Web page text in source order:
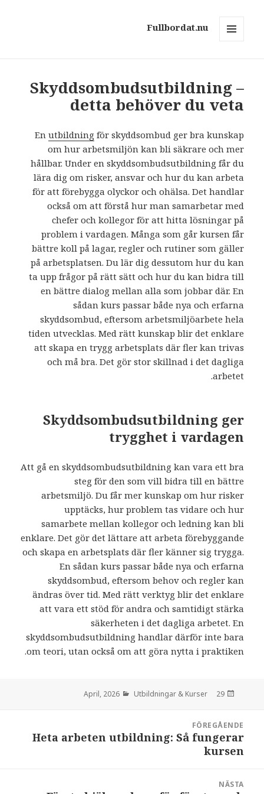
Fullbordat.nu
Skyddsombudsutbildning –
detta behöver du veta
En utbildning för skyddsombud ger bra kunskap
om hur arbetsmiljön kan bli säkrare och mer
hållbar. Under en skyddsombudsutbildning får du
lära dig om risker, ansvar och hur du kan arbeta
för att förebygga olyckor och ohälsa. Det handlar
också om att förstå hur man samarbetar med
chefer och kollegor för att hitta lösningar på
problem i vardagen. Många som går kursen får
bättre koll på lagar, regler och rutiner som gäller
på arbetsplatsen. Du lär dig dessutom hur du kan
ta upp frågor på rätt sätt och hur du kan bidra till
en bättre dialog mellan alla som jobbar där. En
sådan kurs passar både nya och erfarna
skyddsombud, eftersom arbetsmiljöarbete hela
tiden utvecklas. Med rätt kunskap blir det enklare
att skapa en trygg arbetsplats där fler kan trivas
och må bra. Det gör stor skillnad i det dagliga
arbetet.
Skyddsombudsutbildning ger
trygghet i vardagen
Att gå en skyddsombudsutbildning kan vara ett bra
steg för den som vill bidra till en bättre
arbetsmiljö. Du får mer kunskap om hur risker
upptäcks, hur problem tas vidare och hur
samarbete mellan kollegor och ledning kan bli
enklare. Det gör det lättare att arbeta förebyggande
och skapa en arbetsplats där fler känner sig trygga.
En sådan kurs passar både nya och erfarna
skyddsombud, eftersom behov och regler kan
ändras över tid. Med rätt verktyg blir det enklare
att vara ett stöd för andra och samtidigt stärka
säkerheten i det dagliga arbetet. En
skyddsombudsutbildning handlar därför inte bara
om teori, utan också om att göra nytta i praktiken.
den
29 April, 2026
Utbildningar & Kurser
FÖREGÅENDE
:
Heta arbeten utbildning: Så fungerar
kursen
NÄSTA